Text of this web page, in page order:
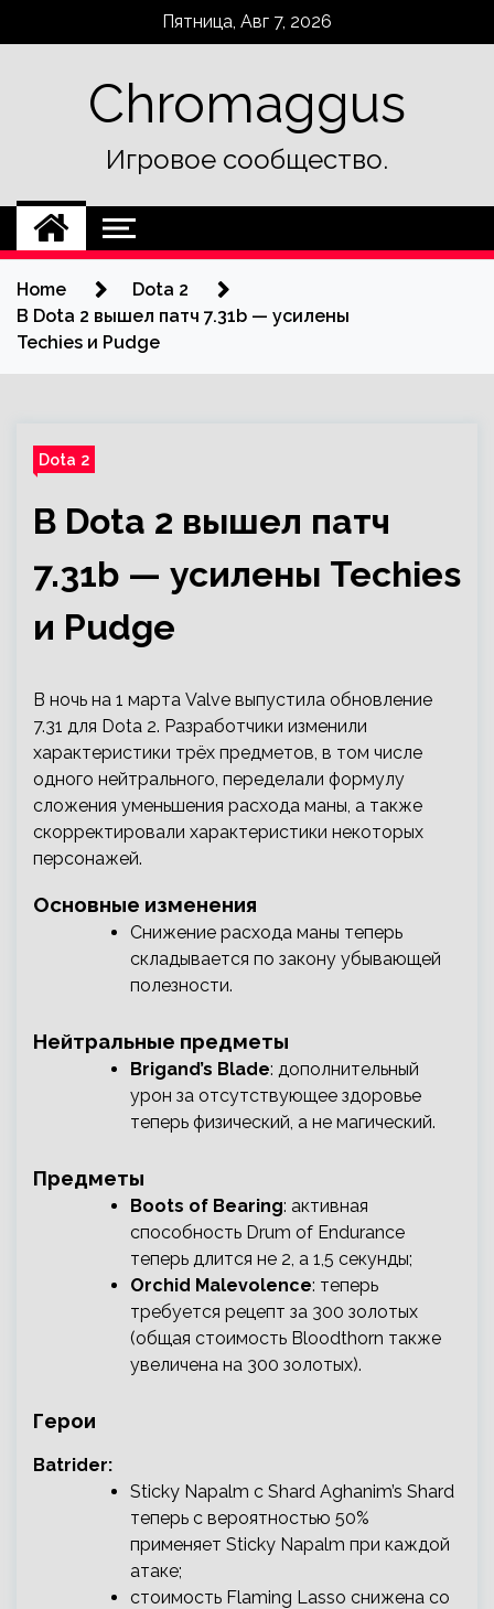
Пятница, Авг 7, 2026
Chromaggus
Игровое сообщество.
Home
Dota 2
В Dota 2 вышел патч 7.31b — усилены
Techies и Pudge
Dota 2
В Dota 2 вышел патч
7.31b — усилены Techies
и Pudge
В ночь на 1 марта Valve выпустила обновление
7.31 для Dota 2. Разработчики изменили
характеристики трёх предметов, в том числе
одного нейтрального, переделали формулу
сложения уменьшения расхода маны, а также
скорректировали характеристики некоторых
персонажей.
Основные изменения
Снижение расхода маны теперь
складывается по закону убывающей
полезности.
Нейтральные предметы
Brigand’s Blade: дополнительный
урон за отсутствующее здоровье
теперь физический, а не магический.
Предметы
Boots of Bearing: активная
способность Drum of Endurance
теперь длится не 2, а 1,5 секунды;
Orchid Malevolence: теперь
требуется рецепт за 300 золотых
(общая стоимость Bloodthorn также
увеличена на 300 золотых).
Герои
Batrider:
Sticky Napalm с Shard Aghanim’s Shard
теперь с вероятностью 50%
применяет Sticky Napalm при каждой
атаке;
стоимость Flaming Lasso снижена со